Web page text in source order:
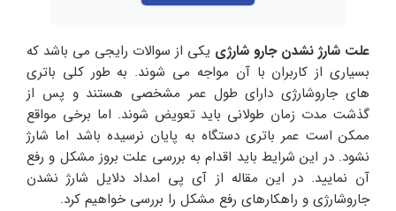
علت شارژ نشدن جارو شارژی یکی از سوالات رایجی می باشد که
بسیاری از کاربران با آن مواجه می شوند. به طور کلی باتری
های جاروشارژی دارای طول عمر مشخصی هستند و پس از
گذشت مدت زمان طولانی باید تعویض شوند. اما برخی مواقع
ممکن است عمر باتری دستگاه به پایان نرسیده باشد اما شارژ
نشود. در این شرایط باید اقدام به بررسی علت بروز مشکل و رفع
آن نمایید. در این مقاله از آی پی امداد دلایل شارژ نشدن
جاروشارژی و راهکارهای رفع مشکل را بررسی خواهیم کرد.